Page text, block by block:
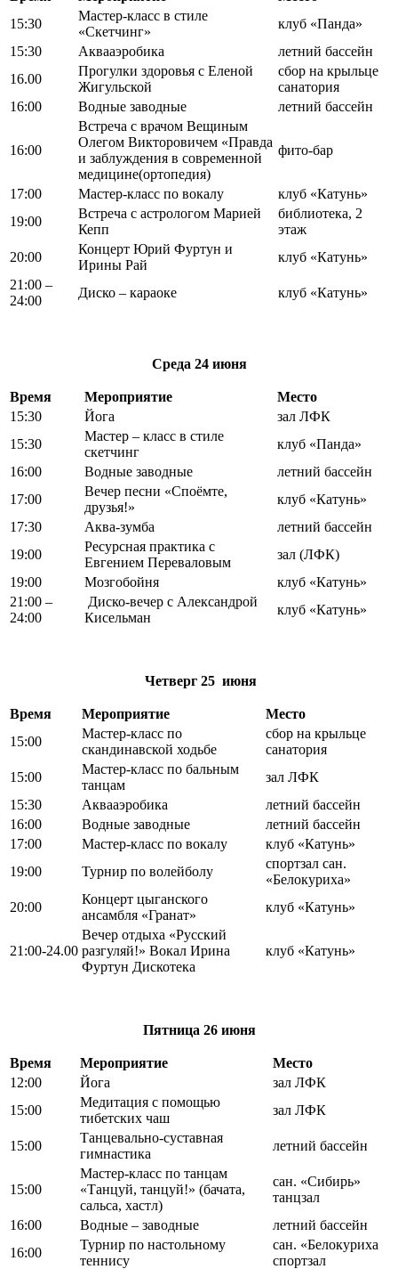
15:30
Мастер-класс в стиле
«Скетчинг»
клуб «Панда»
15:30
Аквааэробика
летний бассейн
16.00
Прогулки здоровья с Еленой
Жигульской
сбор на крыльце
санатория
16:00
Водные заводные летний бассейн
16:00
Встреча с врачом Вещиным
Олегом Викторовичем «Правда
и заблуждения в современной
медицине(ортопедия)
фито-бар
17:00 Мастер-класс по вокалу
клуб «Катунь»
19:00
Встреча с астрологом Марией
Кепп
библиотека, 2
этаж
20:00
Концерт Юрий Фуртун и
Ирины Рай
клуб «Катунь»
21:00 –
24:00
Диско – караоке клуб «Катунь»
Среда 24 июня
Время Мероприятие
Место
15:30
Йога
зал ЛФК
15:30
Мастер – класс в стиле
скетчинг
клуб «Панда»
16:00
Водные заводные
летний бассейн
17:00
Вечер песни «Споёмте,
друзья!»
клуб «Катунь»
17:30
Аква-зумба
летний бассейн
19:00
Ресурсная практика с
Евгением Переваловым
зал (ЛФК)
19:00
Мозгобойня
клуб «Катунь»
21:00 –
24:00
Диско-вечер с Александрой
Кисельман
клуб «Катунь»
Четверг 25 июня
Время Мероприятие
Место
15:00
Мастер-класс по
скандинавской ходьбе
сбор на крыльце
санатория
15:00
Мастер-класс по бальным
танцам
зал ЛФК
15:30
Аквааэробика
летний бассейн
16:00
Водные заводные
летний бассейн
17:00
Мастер-класс по вокалу
клуб «Катунь»
19:00
Турнир по волейболу
спортзал сан.
«Белокуриха»
20:00
Концерт цыганского
ансамбля «Гранат»
клуб «Катунь»
21:00-24.00
Вечер отдыха «Русский
разгуляй!» Вокал Ирина
Фуртун Дискотека
клуб «Катунь»
Пятница 26 июня
Время Мероприятие
Место
12:00
Йога
зал ЛФК
15:00
Медитация с помощью
тибетских чаш
зал ЛФК
15:00
Танцевально-суставная
гимнастика
летний бассейн
15:00
Мастер-класс по танцам
«Танцуй, танцуй!» (бачата,
сальса, хастл)
сан. «Сибирь»
танцзал
16:00
Водные – заводные
летний бассейн
16:00
Турнир по настольному
теннису
сан. «Белокуриха
спортзал